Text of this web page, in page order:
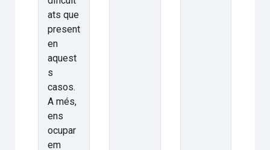
ats que
present
en
aquest
s
casos.
A més,
ens
ocupar
em